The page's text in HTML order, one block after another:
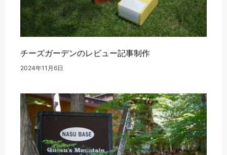
チーズガーデンのレビュー記事制作
2024年11月6日